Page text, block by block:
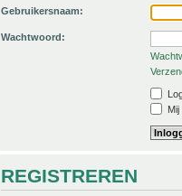
Gebruikersnaam:
Wachtwoord:
REGISTREREN